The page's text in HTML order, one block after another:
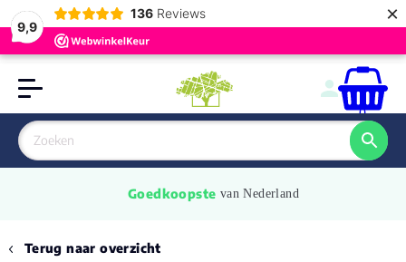
9,9
136 Reviews ×
0
Goedkoopste van Nederland
Terug naar overzicht